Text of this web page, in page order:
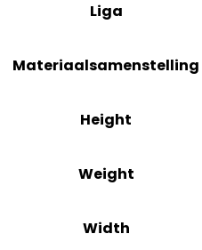
Liga
Materiaalsamenstelling
Height
Weight
Width